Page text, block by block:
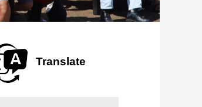
Translate